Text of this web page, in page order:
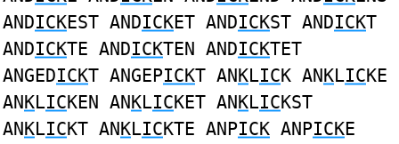
ANDICKEST ANDICKET ANDICKST ANDICKT
ANDICKTE ANDICKTEN ANDICKTET
ANGEDICKT ANGEPICKT ANKLICK ANKLICKE
ANKLICKEN ANKLICKET ANKLICKST
ANKLICKT ANKLICKTE ANPICK ANPICKE